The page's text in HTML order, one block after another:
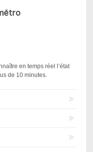
en temps réel l’état
de 10 minutes.